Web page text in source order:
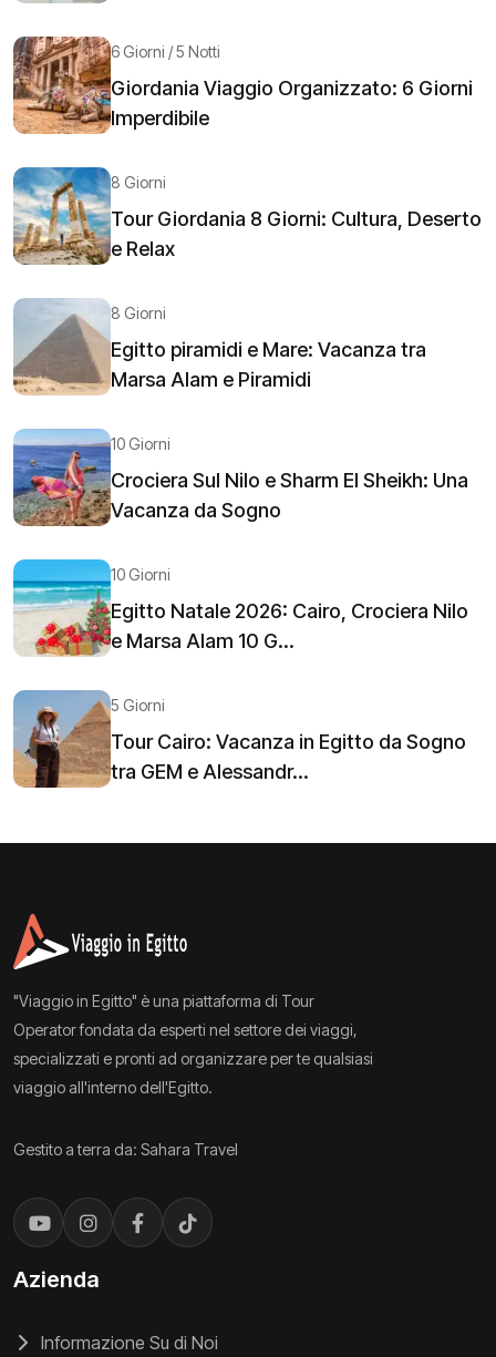
6 Giorni / 5 Notti
Giordania Viaggio Organizzato: 6 Giorni
Imperdibile
8 Giorni
Tour Giordania 8 Giorni: Cultura, Deserto
e Relax
8 Giorni
Egitto piramidi e Mare: Vacanza tra
Marsa Alam e Piramidi
10 Giorni
Crociera Sul Nilo e Sharm El Sheikh: Una
Vacanza da Sogno
10 Giorni
Egitto Natale 2026: Cairo, Crociera Nilo
e Marsa Alam 10 G...
5 Giorni
Tour Cairo: Vacanza in Egitto da Sogno
tra GEM e Alessandr...
"Viaggio in Egitto" è una piattaforma di Tour
Operator fondata da esperti nel settore dei viaggi,
specializzati e pronti ad organizzare per te qualsiasi
viaggio all'interno dell'Egitto.
Gestito a terra da: Sahara Travel
Azienda
Informazione Su di Noi